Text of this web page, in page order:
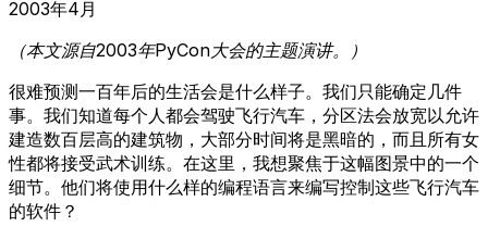
2003年4月
（本文源自2003年PyCon大会的主题演讲。）
很难预测一百年后的生活会是什么样子。我们只能确定几件
事。我们知道每个人都会驾驶飞行汽车，分区法会放宽以允许
建造数百层高的建筑物，大部分时间将是黑暗的，而且所有女
性都将接受武术训练。在这里，我想聚焦于这幅图景中的一个
细节。他们将使用什么样的编程语言来编写控制这些飞行汽车
的软件？